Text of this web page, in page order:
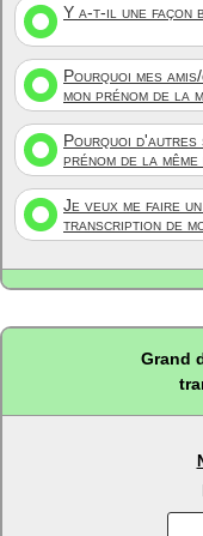
Y a-t-il une façon
Pourquoi mes
mon prénom de la
Pourquoi d'autres
prénom de la
Je veux me faire
transcription de
Grand